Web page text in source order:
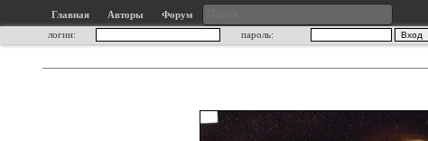
Главная Авторы
Форум
логин:
пароль: